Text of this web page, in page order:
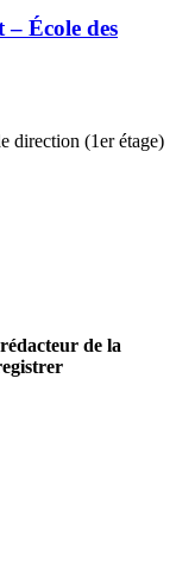
École des
direction (1er étage)
de la